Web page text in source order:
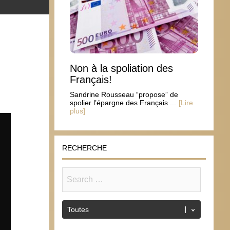
Non à la spoliation des
Français!
Sandrine Rousseau “propose” de
spolier l’épargne des Français ...
[Lire
plus]
RECHERCHE